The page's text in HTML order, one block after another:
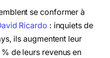
se conformer à
Ricardo : inquiets de
ils augmentent leur
de leurs revenus en